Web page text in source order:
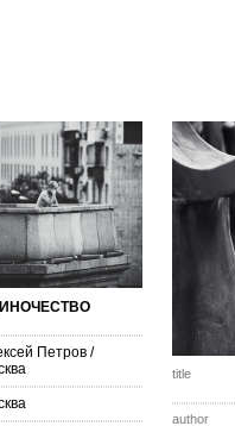
Петров /
title
author